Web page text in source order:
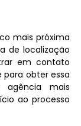
mais próxima
de localização
em contato
obter essa
agência mais
ao processo